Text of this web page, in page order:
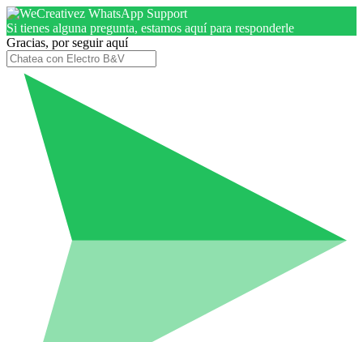
Si tienes alguna pregunta, estamos aquí para responderle
Gracias, por seguir aquí